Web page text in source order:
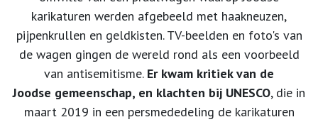
karikaturen werden afgebeeld met haakneuzen,
pijpenkrullen en geldkisten. TV-beelden en foto's van
de wagen gingen de wereld rond als een voorbeeld
van antisemitisme. Er kwam kritiek van de
Joodse gemeenschap, en klachten bij UNESCO, die in
maart 2019 in een persmededeling de karikaturen